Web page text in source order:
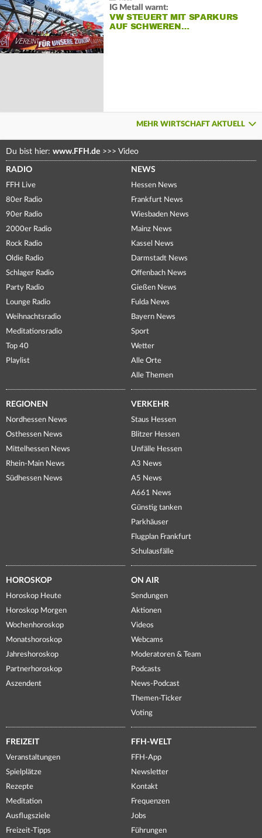
IG Metall warnt:
VW STEUERT MIT SPARKURS
AUF SCHWEREN…
MEHR WIRTSCHAFT AKTUELL
Du bist hier: www.FFH.de >>> Video
RADIO
FFH Live
80er Radio
90er Radio
2000er Radio
Rock Radio
Oldie Radio
Schlager Radio
Party Radio
Lounge Radio
Weihnachtsradio
Meditationsradio
Top 40
Playlist
NEWS
Hessen News
Frankfurt News
Wiesbaden News
Mainz News
Kassel News
Darmstadt News
Offenbach News
Gießen News
Fulda News
Bayern News
Sport
Wetter
Alle Orte
Alle Themen
REGIONEN
Nordhessen News
Osthessen News
Mittelhessen News
Rhein-Main News
Südhessen News
VERKEHR
Staus Hessen
Blitzer Hessen
Unfälle Hessen
A3 News
A5 News
A661 News
Günstig tanken
Parkhäuser
Flugplan Frankfurt
Schulausfälle
HOROSKOP
Horoskop Heute
Horoskop Morgen
Wochenhoroskop
Monatshoroskop
Jahreshoroskop
Partnerhoroskop
Aszendent
ON AIR
Sendungen
Aktionen
Videos
Webcams
Moderatoren & Team
Podcasts
News-Podcast
Themen-Ticker
Voting
FREIZEIT
Veranstaltungen
Spielplätze
Rezepte
Meditation
Ausflugsziele
Freizeit-Tipps
FFH-WELT
FFH-App
Newsletter
Kontakt
Frequenzen
Jobs
Führungen